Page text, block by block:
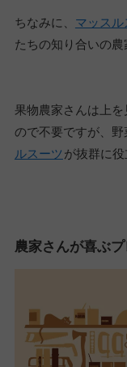
ちなみに、 マッスル
たちの知り合いの農
果物農家さんは上
ので不要ですが、
ルスーツ が抜群に役
農家さんが喜ぶ